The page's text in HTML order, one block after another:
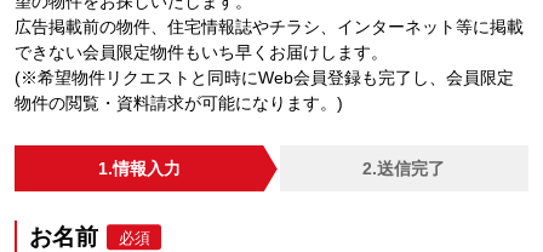
広告掲載前の物件、住宅情報誌やチラシ、インターネット等に掲載
できない会員限定物件もいち早くお届けします。
(※希望物件リクエストと同時にWeb会員登録も完了し、会員限定
物件の閲覧・資料請求が可能になります。)
1.情報入力 2.送信完了
お名前 必須